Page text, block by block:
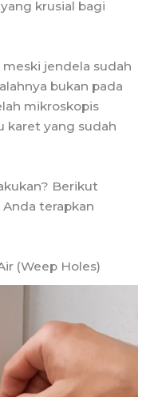
krusial bagi
jendela sudah
bukan pada
mikroskopis
karet yang sudah
Berikut
terapkan
(Weep Holes)